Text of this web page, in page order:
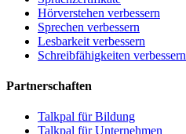
Hörverstehen verbessern
Sprechen verbessern
Lesbarkeit verbessern
Schreibfähigkeiten verbessern
Partnerschaften
Talkpal für Bildung
Talkpal für Unternehmen